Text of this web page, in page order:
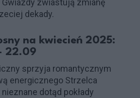
zwiastują zmianę
dekady.
na kwiecień 2025:
22.09
sprzyja romantycznym
energicznego Strzelca
dotąd pokłady